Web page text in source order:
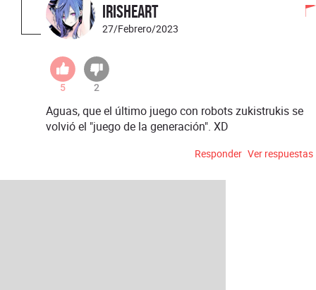
IrisHeart
27/Febrero/2023
5 2
Aguas, que el último juego con robots zukistrukis se
volvió el "juego de la generación". XD
Responder Ver respuestas